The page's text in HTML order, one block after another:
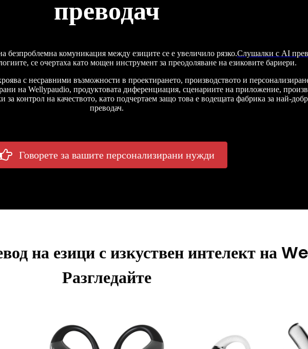
преводач
безпроблемна комуникация между езиците се е увеличило рязко.Слушалки с AI
се очертаха като мощен инструмент за преодоляване на езиковите бариери.
с несравними възможности в проектирането, производството и
на Wellypaudio, продуктовата диференциация, сценариите на приложение,
за контрол на качеството, като подчертаем защо това е водещата фабрика за най-
преводач.
Говорете за вашите персонализирани нужди
на езици с изкуствен интелект на
Разгледайте